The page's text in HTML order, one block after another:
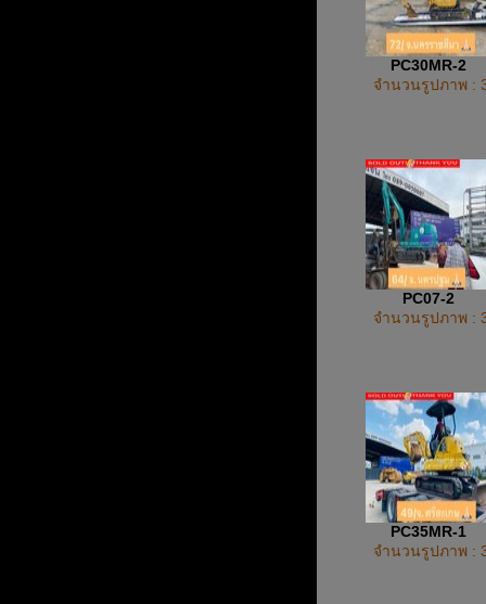
PC30MR-2
จำนวนรูปภาพ :
PC07-2
จำนวนรูปภาพ :
PC35MR-1
จำนวนรูปภาพ :